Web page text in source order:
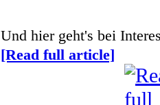
Und hier geht's bei
[Read full article]